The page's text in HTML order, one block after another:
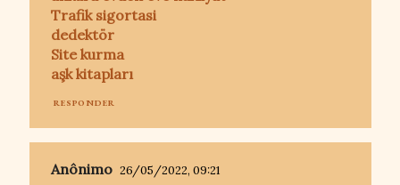
Trafik sigortasi
dedektör
Site kurma
aşk kitapları
RESPONDER
Anônimo 26/05/2022, 09:21